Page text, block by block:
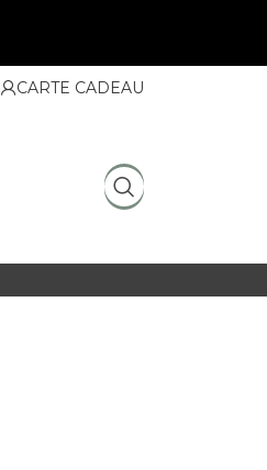
CARTE CADEAU